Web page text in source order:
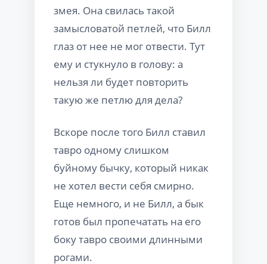
змея. Она свилась такой
замысловатой петлей, что Билл
глаз от нее не мог отвести. Тут
ему и стукнуло в голову: а
нельзя ли будет повторить
такую же петлю для дела?
Вскоре после того Билл ставил
тавро одному слишком
буйному бычку, который никак
не хотел вести себя смирно.
Еще немного, и не Билл, а бык
готов был пропечатать на его
боку тавро своими длинными
рогами.